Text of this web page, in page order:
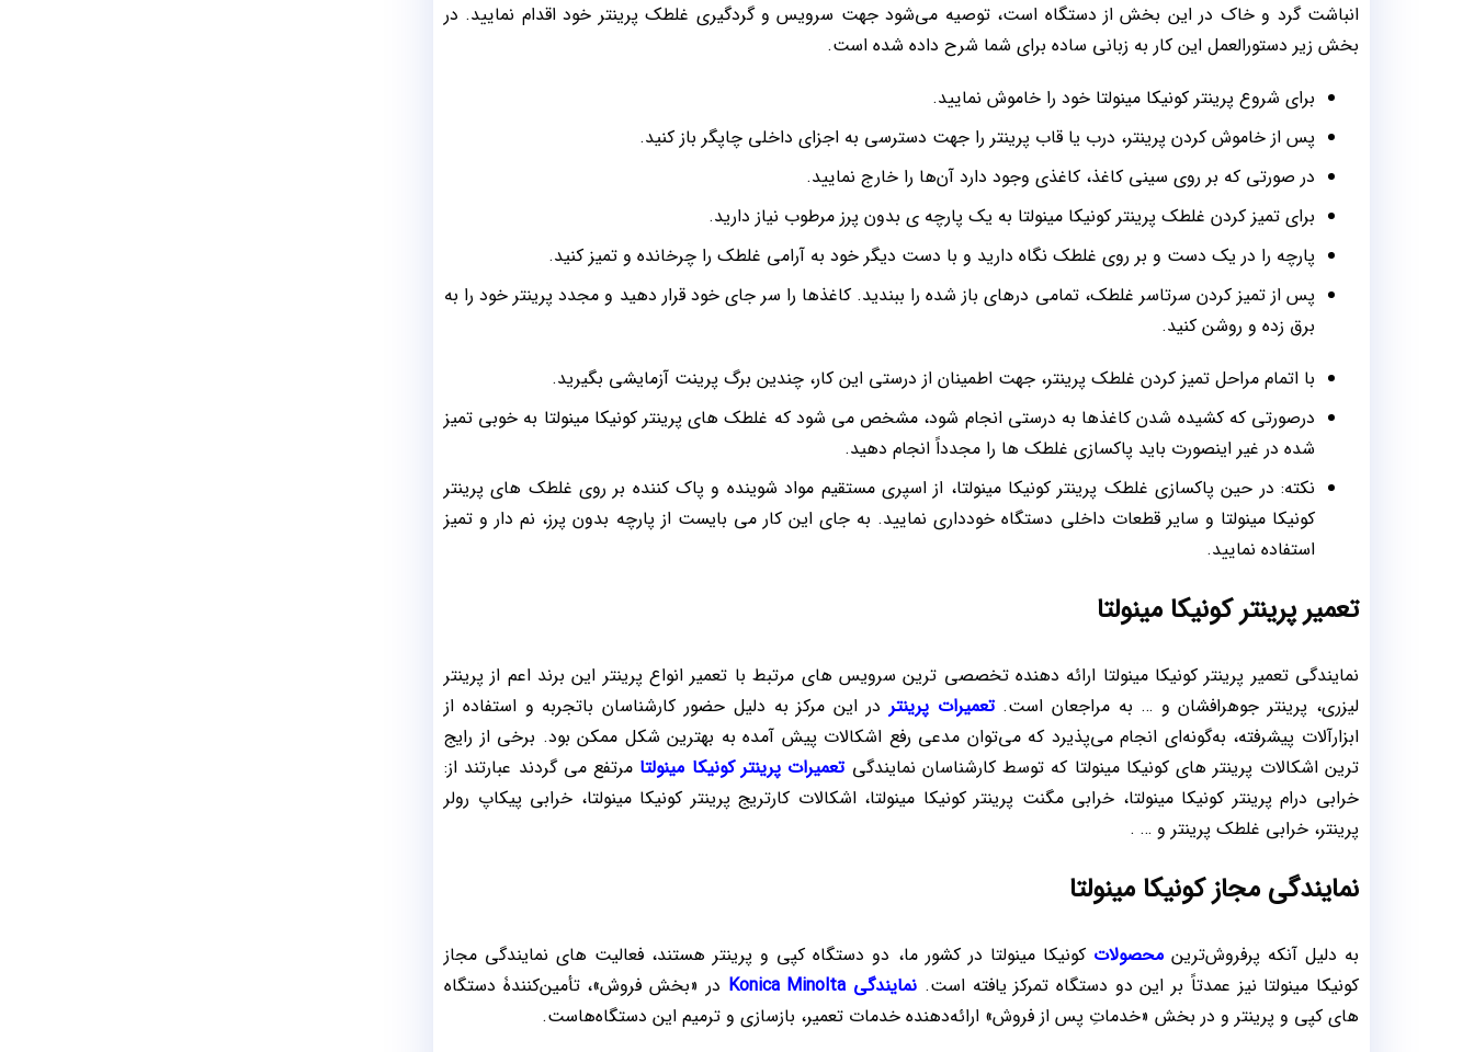
انباشت گرد و خاک در این بخش از دستگاه است، توصیه می‌شود جهت سرویس و گردگیری غلطک پرینتر خود اقدام نمایید. در
بخش زیر دستورالعمل این کار به زبانی ساده برای شما شرح داده شده است.
برای شروع پرینتر کونیکا مینولتا خود را خاموش نمایید.
پس از خاموش کردن پرینتر، درب یا قاب پرینتر را جهت دسترسی به اجزای داخلی چاپگر باز کنید.
در صورتی که بر روی سینی کاغذ، کاغذی وجود دارد آن‌ها را خارج نمایید.
برای تمیز کردن غلطک پرینتر کونیکا مینولتا به یک پارچه ی بدون پرز مرطوب نیاز دارید.
پارچه را در یک دست و بر روی غلطک نگاه دارید و با دست دیگر خود به آرامی غلطک را چرخانده و تمیز کنید.
پس از تمیز کردن سرتاسر غلطک، تمامی درهای باز شده را ببندید. کاغذها را سر جای خود قرار دهید و مجدد پرینتر خود را به
برق زده و روشن کنید.
با اتمام مراحل تمیز کردن غلطک پرینتر، جهت اطمینان از درستی این کار، چندین برگ پرینت آزمایشی بگیرید.
درصورتی که کشیده شدن کاغذها به درستی انجام شود، مشخص می شود که غلطک های پرینتر کونیکا مینولتا به خوبی تمیز
شده در غیر اینصورت باید پاکسازی غلطک ها را مجدداً انجام دهید.
نکته: در حین پاکسازی غلطک پرینتر کونیکا مینولتا، از اسپری مستقیم مواد شوینده و پاک کننده بر روی غلطک های پرینتر
کونیکا مینولتا و سایر قطعات داخلی دستگاه خودداری نمایید. به جای این کار می بایست از پارچه بدون پرز، نم دار و تمیز
استفاده نمایید.
تعمیر پرینتر کونیکا مینولتا
نمایندگی تعمیر پرینتر کونیکا مینولتا ارائه دهنده تخصصی ترین سرویس های مرتبط با تعمیر انواع پرینتر این برند اعم از پرینتر
لیزری، پرینتر جوهرافشان و … به مراجعان است.تعمیرات پرینتر در این مرکز به دلیل حضور کارشناسان باتجربه و استفاده از
ابزارآلات پیشرفته، به‌گونه‌ای انجام می‌پذیرد که می‌توان مدعی رفع اشکالات پیش آمده به بهترین شکل ممکن بود. برخی از رایج
ترین اشکالات پرینتر های کونیکا مینولتا که توسط کارشناسان نمایندگی تعمیرات پرینتر کونیکا مینولتا مرتفع می گردند عبارتند از:
خرابی درام پرینتر کونیکا مینولتا، خرابی مگنت پرینتر کونیکا مینولتا، اشکالات کارتریج پرینتر کونیکا مینولتا، خرابی پیکاپ رولر
پرینتر، خرابی غلطک پرینتر و … .
نمایندگی مجاز کونیکا مینولتا
به دلیل آنکه پرفروش‌ترینمحصولات کونیکا مینولتا در کشور ما، دو دستگاه کپی و پرینتر هستند، فعالیت های نمایندگی مجاز
کونیکا مینولتا نیز عمدتاً بر این دو دستگاه تمرکز یافته است. نمایندگی Konica Minolta
در «بخش فروش»، تأمین‌کنندۀ دستگاه
های کپی و پرینتر و در بخش «خدماتِ پس از فروش» ارائه‌دهنده خدمات تعمیر، بازسازی و ترمیم این دستگاه‌هاست.